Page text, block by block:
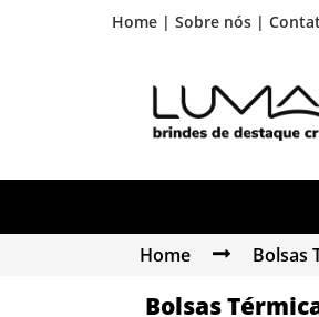
Home | Sobre nós |
Home Bolsas
Bolsas